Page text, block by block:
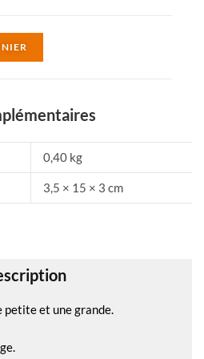
n
a
t
:
0,40 kg
3,5 × 15 × 3 cm
petite et une grande.